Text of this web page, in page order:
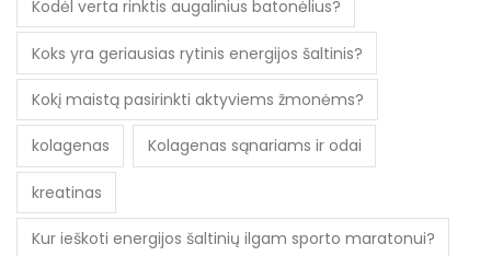
Kodėl verta rinktis augalinius batonėlius?
Koks yra geriausias rytinis energijos šaltinis?
Kokį maistą pasirinkti aktyviems žmonėms?
kolagenas Kolagenas sąnariams ir odai
kreatinas
Kur ieškoti energijos šaltinių ilgam sporto maratonui?